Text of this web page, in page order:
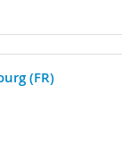
(FR)